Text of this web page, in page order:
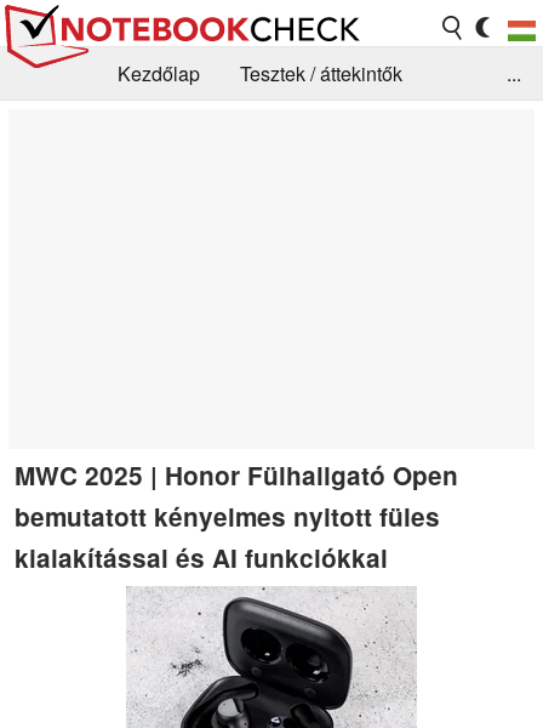
Kezdőlap
Tesztek / áttekintők
...
MWC 2025 | Honor Fülhallgató Open
bemutatott kényelmes nyitott füles
kialakítással és AI funkciókkal